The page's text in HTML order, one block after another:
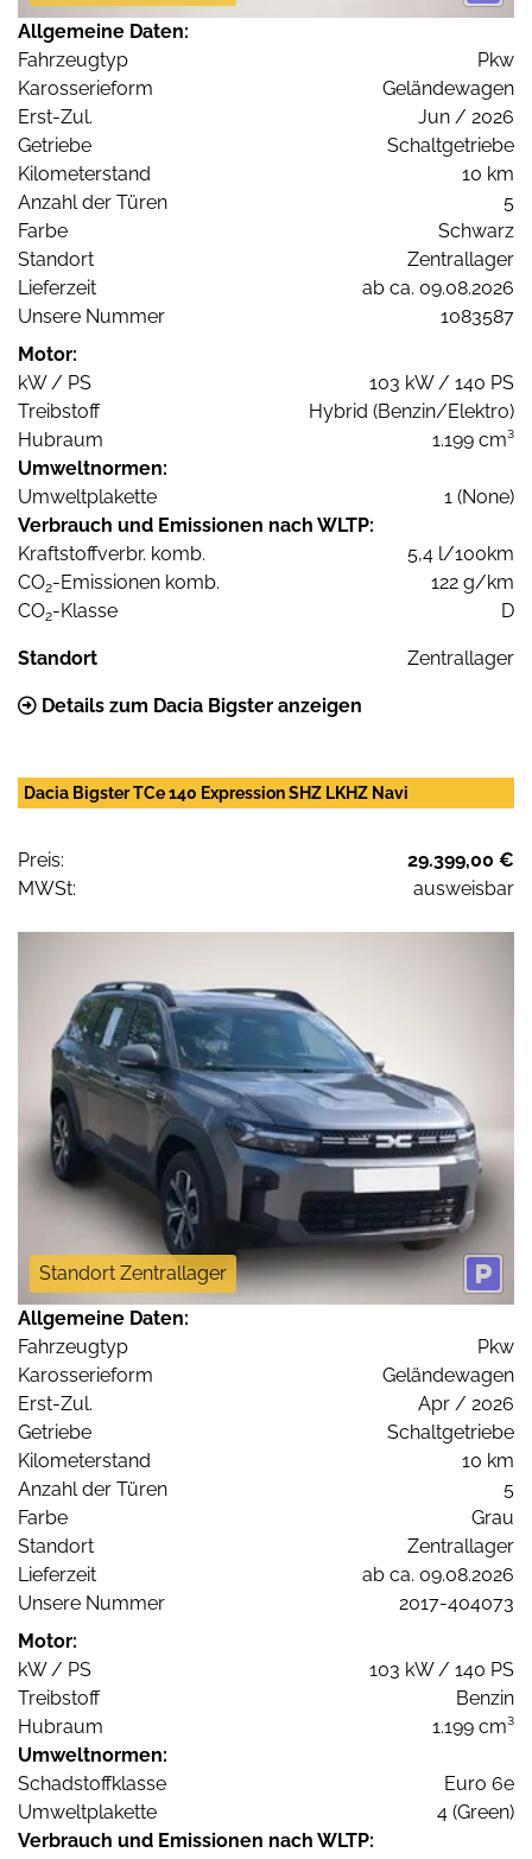
Allgemeine Daten:
Fahrzeugtyp
Pkw
Karosserieform
Geländewagen
Erst-Zul.
Jun / 2026
Getriebe
Schaltgetriebe
Kilometerstand
10 km
Anzahl der Türen
5
Farbe
Schwarz
Standort
Zentrallager
Lieferzeit
ab ca. 09.08.2026
Unsere Nummer
1083587
Motor:
kW / PS
103 kW / 140 PS
Treibstoff
Hybrid (Benzin/Elektro)
Hubraum
1.199 cm³
Umweltnormen:
Umweltplakette
1 (None)
Verbrauch und Emissionen nach WLTP:
Kraftstoffverbr. komb.
5,4 l/100km
CO2-Emissionen komb.
122 g/km
CO2-Klasse D
Standort Zentrallager
Details zum Dacia Bigster anzeigen
Dacia Bigster TCe 140 Expression SHZ LKHZ Navi
Preis:
29.399,00 €
MWSt:
ausweisbar
Standort Zentrallager
Allgemeine Daten:
Fahrzeugtyp
Pkw
Karosserieform
Geländewagen
Erst-Zul.
Apr / 2026
Getriebe
Schaltgetriebe
Kilometerstand
10 km
Anzahl der Türen
5
Farbe
Grau
Standort
Zentrallager
Lieferzeit
ab ca. 09.08.2026
Unsere Nummer
2017-404073
Motor:
kW / PS
103 kW / 140 PS
Treibstoff
Benzin
Hubraum
1.199 cm³
Umweltnormen:
Schadstoffklasse
Euro 6e
Umweltplakette
4 (Green)
Verbrauch und Emissionen nach WLTP: